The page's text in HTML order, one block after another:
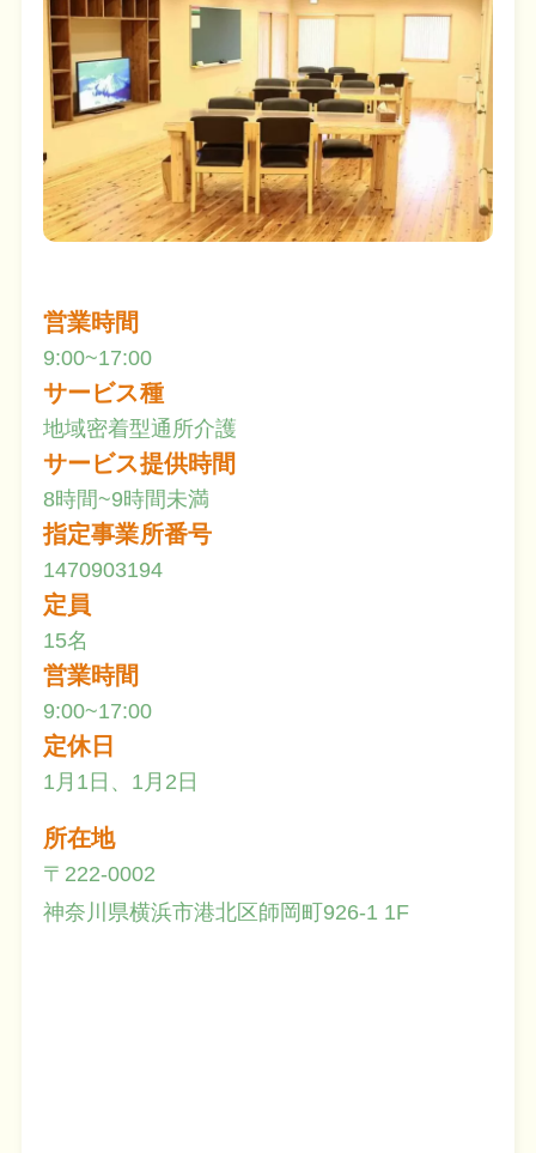
営業時間
9:00~17:00
サービス種
地域密着型通所介護
サービス提供時間
8時間~9時間未満
指定事業所番号
1470903194
定員
15名
営業時間
9:00~17:00
定休日
1月1日、1月2日
所在地
〒222-0002
神奈川県横浜市港北区師岡町926-1 1F